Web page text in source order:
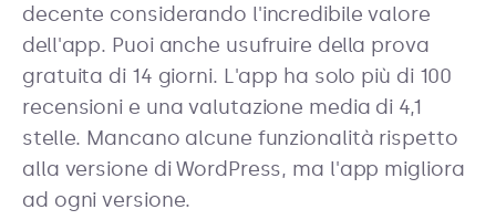
decente considerando l'incredibile valore
dell'app. Puoi anche usufruire della prova
gratuita di 14 giorni. L'app ha solo più di 100
recensioni e una valutazione media di 4,1
stelle. Mancano alcune funzionalità rispetto
alla versione di WordPress, ma l'app migliora
ad ogni versione.